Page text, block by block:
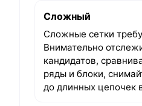
Сложный
Сложные сетки
Внимательно
кандидатов,
ряды и блоки,
до длинных цепочек